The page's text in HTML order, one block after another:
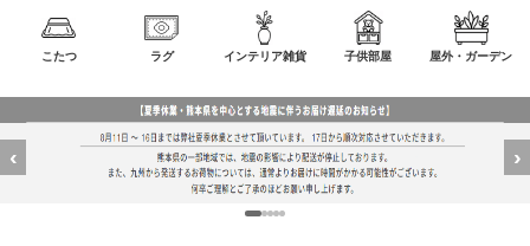
こたつ ラグ インテリア雑貨 子供部屋 屋外・ガーデン
‹ ›